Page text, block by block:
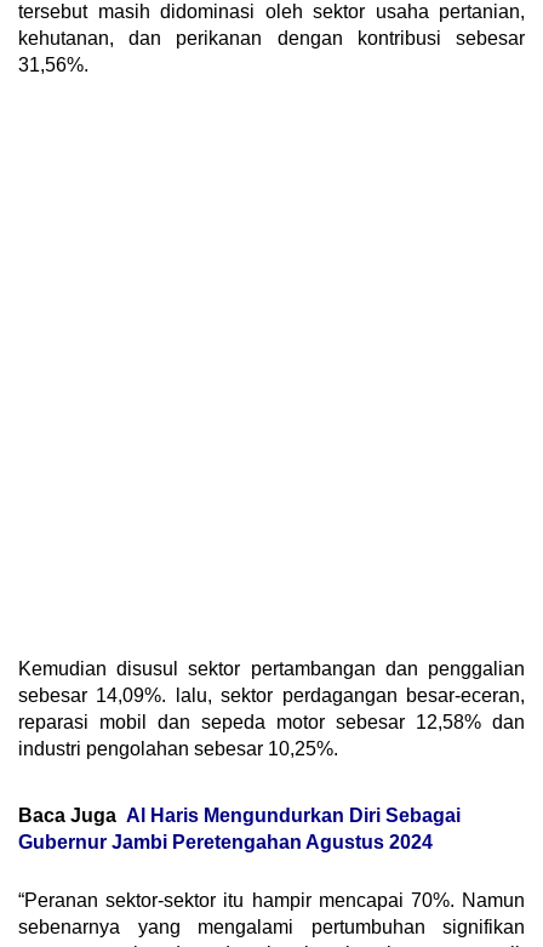
tersebut masih didominasi oleh sektor usaha pertanian,
kehutanan, dan perikanan dengan kontribusi sebesar
31,56%.
Kemudian disusul sektor pertambangan dan penggalian
sebesar 14,09%. lalu, sektor perdagangan besar-eceran,
reparasi mobil dan sepeda motor sebesar 12,58% dan
industri pengolahan sebesar 10,25%.
Baca Juga Al Haris Mengundurkan Diri Sebagai
Gubernur Jambi Peretengahan Agustus 2024
“Peranan sektor-sektor itu hampir mencapai 70%. Namun
sebenarnya yang mengalami pertumbuhan signifikan